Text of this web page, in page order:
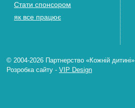
Стати спонсором
як все працює
© 2004-2026 Партнерство «Кожній дитині»
Розробка сайту - VIP Design